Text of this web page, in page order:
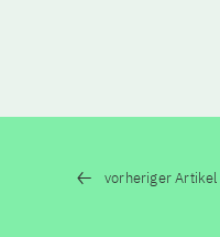
vorheriger Artikel